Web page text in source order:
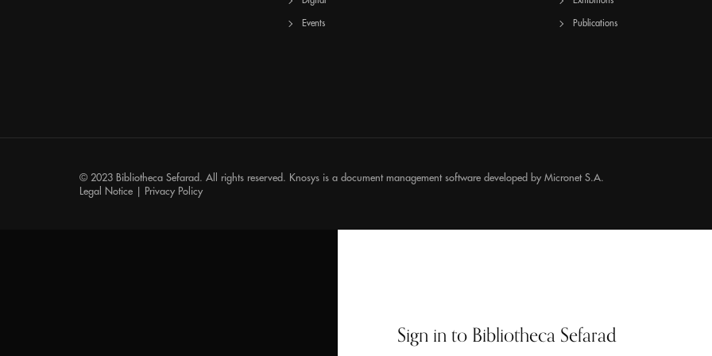
Events Publications
© 2023 Bibliotheca Sefarad. All rights reserved. Knosys is a document management software developed by Micronet S.A.
Legal Notice
Privacy Policy
Sign in to Bibliotheca Sefarad